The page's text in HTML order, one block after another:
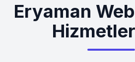
Eryaman